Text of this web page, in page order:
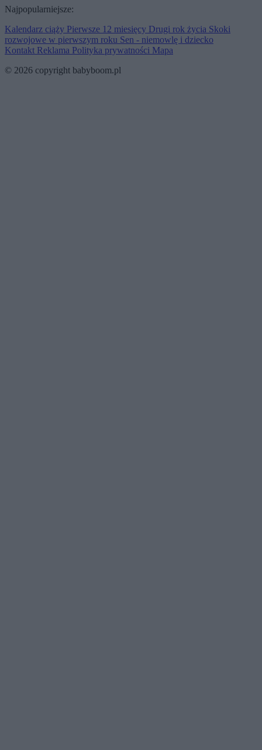
Najpopularniejsze:
Kalendarz ciąży Pierwsze 12 miesięcy Drugi rok życia Skoki
rozwojowe w pierwszym roku Sen - niemowlę i dziecko
Kontakt Reklama Polityka prywatności Mapa
© 2026 copyright babyboom.pl